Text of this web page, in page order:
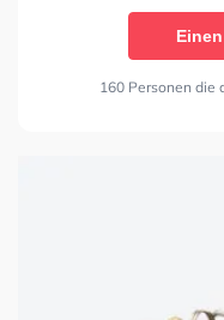
160 Personen die